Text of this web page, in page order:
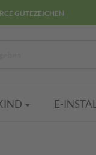
GÜTEZEICHEN
E-